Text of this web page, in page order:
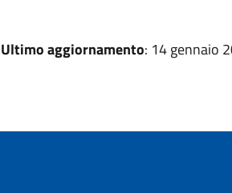
Ultimo aggiornamento: 14 gennaio